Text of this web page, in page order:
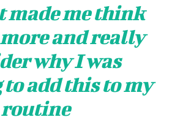
made me think
and really
why I was
add this to my
routine